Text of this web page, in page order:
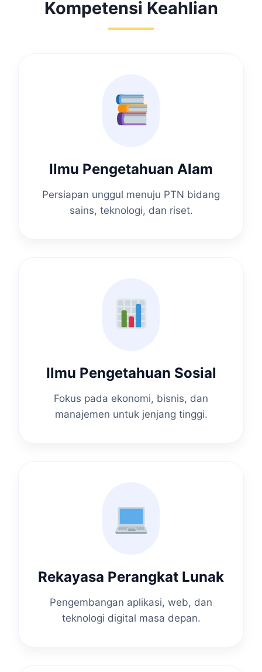
Kompetensi Keahlian
Ilmu Pengetahuan Alam
Persiapan unggul menuju PTN bidang
sains, teknologi, dan riset.
Ilmu Pengetahuan Sosial
Fokus pada ekonomi, bisnis, dan
manajemen untuk jenjang tinggi.
Rekayasa Perangkat Lunak
Pengembangan aplikasi, web, dan
teknologi digital masa depan.